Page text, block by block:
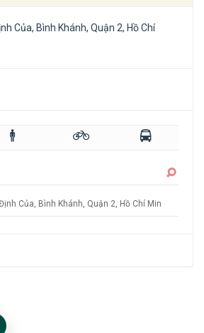
Của, Bình Khánh, Quận 2, Hồ Chí